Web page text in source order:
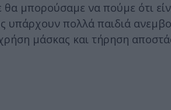
μπορούσαμε να πούμε ότι
πολλά παιδιά
μάσκας και τήρηση